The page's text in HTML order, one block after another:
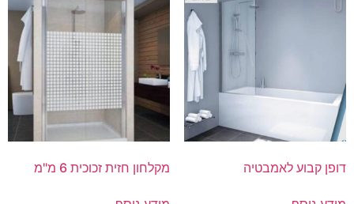
דופן קבוע לאמבטיה מקלחון חזית זכוכית 6 מ"מ